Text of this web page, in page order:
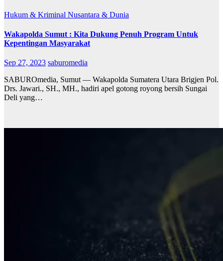
Hukum & Kriminal Nusantara & Dunia
Wakapolda Sumut : Kita Dukung Penuh Program Untuk
Kepentingan Masyarakat
Sep 27, 2023 saburomedia
SABUROmedia, Sumut — Wakapolda Sumatera Utara Brigjen Pol.
Drs. Jawari., SH., MH., hadiri apel gotong royong bersih Sungai
Deli yang…